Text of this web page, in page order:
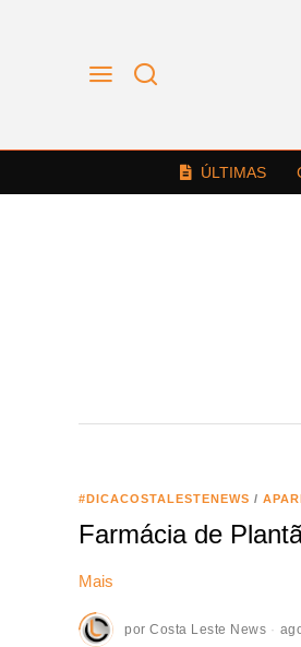
ÚLTIMAS
#DICACOSTALESTENEWS /
Farmácia de
Mais
por Costa Leste News